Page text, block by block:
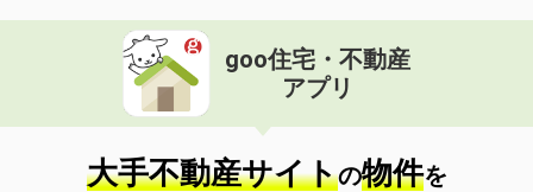
goo住宅・不動産
アプリ
大手不動産サイトの物件を